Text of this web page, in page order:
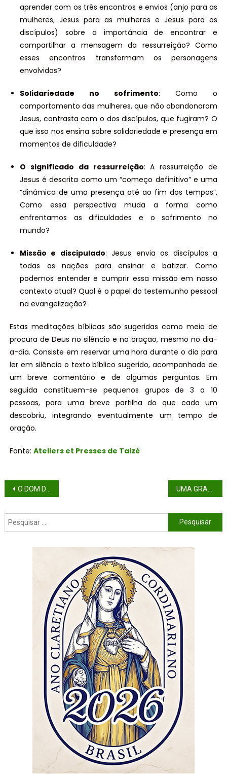
aprender com os três encontros e envios (anjo para as
mulheres, Jesus para as mulheres e Jesus para os
discípulos) sobre a importância de encontrar e
compartilhar a mensagem da ressurreição? Como
esses encontros transformam os personagens
envolvidos?
Solidariedade no sofrimento: Como o
comportamento das mulheres, que não abandonaram
Jesus, contrasta com o dos discípulos, que fugiram? O
que isso nos ensina sobre solidariedade e presença em
momentos de dificuldade?
O significado da ressurreição: A ressurreição de
Jesus é descrita como um “começo definitivo” e uma
“dinâmica de uma presença até ao fim dos tempos”.
Como essa perspectiva muda a forma como
enfrentamos as dificuldades e o sofrimento no
mundo?
Missão e discipulado: Jesus envia os discípulos a
todas as nações para ensinar e batizar. Como
podemos entender e cumprir essa missão em nosso
contexto atual? Qual é o papel do testemunho pessoal
na evangelização?
Estas meditações bíblicas são sugeridas como meio de
procura de Deus no silêncio e na oração, mesmo no dia-
a-dia. Consiste em reservar uma hora durante o dia para
ler em silêncio o texto bíblico sugerido, acompanhado de
um breve comentário e de algumas perguntas. Em
seguida constituem-se pequenos grupos de 3 a 10
pessoas, para uma breve partilha do que cada um
descobriu, integrando eventualmente um tempo de
oração.
Fonte: Ateliers et Presses de Taizé
O DOM DOS AVÓS NA FAMÍLIA